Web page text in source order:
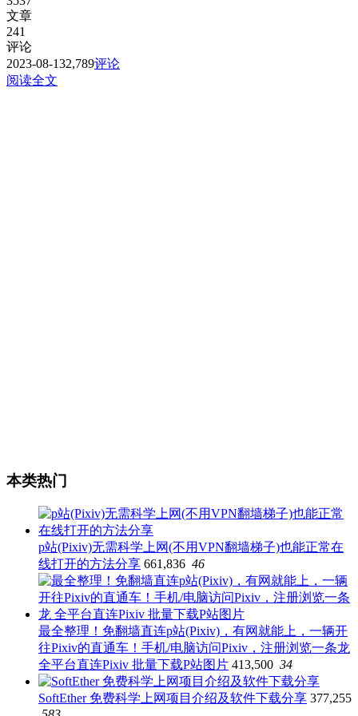
文章
241
评论
2023-08-132,789评论
阅读全文
本类热门
p站(Pixiv)无需科学上网(不用VPN翻墙梯子)也能正常在
线打开的方法分享 661,836 46
最全整理！免翻墙直连p站(Pixiv)，有网就能上，一辆开
往Pixiv的直通车！手机/电脑访问Pixiv，注册浏览一条龙
全平台直连Pixiv 批量下载P站图片 413,500 34
SoftEther 免费科学上网项目介绍及软件下载分享 377,255